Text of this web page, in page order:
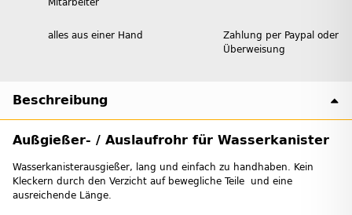
alles aus einer Hand
Zahlung per Paypal oder
Überweisung
Beschreibung
Außgießer- / Auslaufrohr für Wasserkanister
Wasserkanisterausgießer, lang und einfach zu handhaben. Kein
Kleckern durch den Verzicht auf bewegliche Teile und eine
ausreichende Länge.